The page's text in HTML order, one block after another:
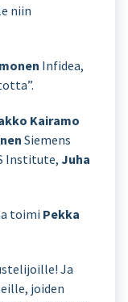
niin
Infidea,
Kairamo
Siemens
Institute,Juha
toimi Pekka
Ja
joiden